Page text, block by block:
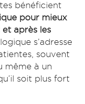
bénéficient
pour mieux
après les
s’adresse
souvent
même à un
soit plus fort